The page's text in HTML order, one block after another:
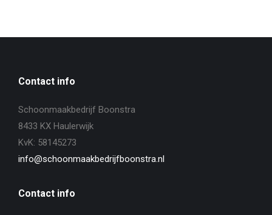
Contact info
Schoonmaakbedrijf Boonstra
8433 KX Haulerwijk
KvK: 58145273
info@schoonmaakbedrijfboonstra.nl
Contact info